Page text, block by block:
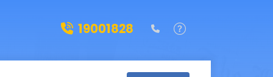
19001828 (028)39322188